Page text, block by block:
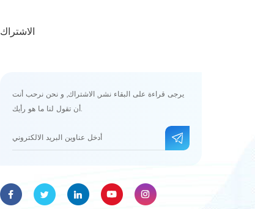
الاشتراك
يرجى قراءة على البقاء نشر, الاشتراك, و نحن نرحب أنت
أن تقول لنا ما هو رأيك.